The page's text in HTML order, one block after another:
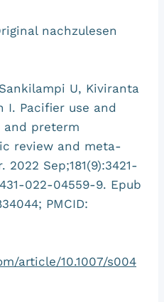
nachzulesen
U, Kiviranta
I. Pacifier use and
preterm
review and meta-
Sep;181(9):3421-
022-04559-9. Epub
PMCID:
article/10.1007/s004